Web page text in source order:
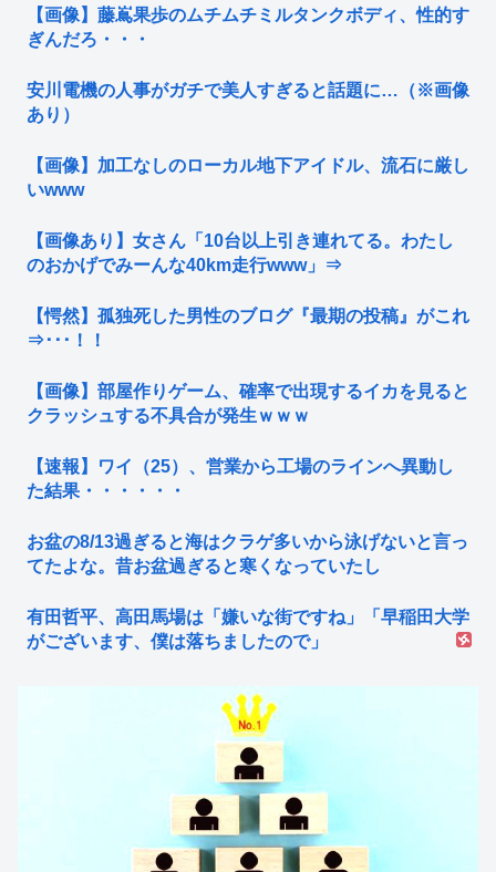
【画像】藤嶌果歩のムチムチミルタンクボディ、性的す
ぎんだろ・・・
安川電機の人事がガチで美人すぎると話題に…（※画像
あり）
【画像】加工なしのローカル地下アイドル、流石に厳し
いwww
【画像あり】女さん「10台以上引き連れてる。わたし
のおかげでみーんな40km走行www」⇒
【愕然】孤独死した男性のブログ『最期の投稿』がこれ
⇒･･･！！
【画像】部屋作りゲーム、確率で出現するイカを見ると
クラッシュする不具合が発生ｗｗｗ
【速報】ワイ（25）、営業から工場のラインへ異動し
た結果・・・・・・
お盆の8/13過ぎると海はクラゲ多いから泳げないと言っ
てたよな。昔お盆過ぎると寒くなっていたし
有田哲平、高田馬場は「嫌いな街ですね」「早稲田大学
がございます、僕は落ちましたので」